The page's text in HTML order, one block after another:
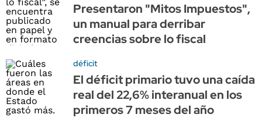
Presentaron "Mitos Impuestos",
un manual para derribar
creencias sobre lo fiscal
déficit
El déficit primario tuvo una caída
real del 22,6% interanual en los
primeros 7 meses del año